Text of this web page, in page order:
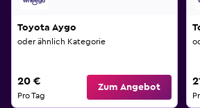
Toyota Aygo
oder ähnlich Kategorie
20 €
Pro Tag
Zum Angebot